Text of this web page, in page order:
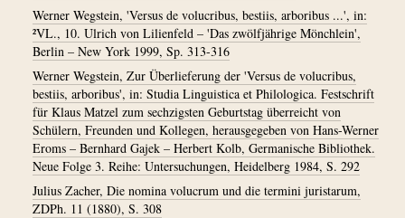
Werner Wegstein, 'Versus de volucribus, bestiis, arboribus ...', in:
²VL., 10. Ulrich von Lilienfeld – 'Das zwölfjährige Mönchlein',
Berlin – New York 1999, Sp. 313-316
Werner Wegstein, Zur Überlieferung der 'Versus de volucribus,
bestiis, arboribus', in: Studia Linguistica et Philologica. Festschrift
für Klaus Matzel zum sechzigsten Geburtstag überreicht von
Schülern, Freunden und Kollegen, herausgegeben von Hans-Werner
Eroms – Bernhard Gajek – Herbert Kolb, Germanische Bibliothek.
Neue Folge 3. Reihe: Untersuchungen, Heidelberg 1984, S. 292
Julius Zacher, Die nomina volucrum und die termini juristarum,
ZDPh. 11 (1880), S. 308